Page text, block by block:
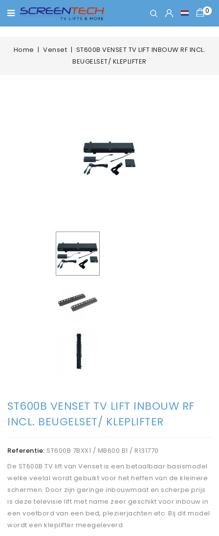
0
Home Venset
ST600B VENSET TV LIFT INBOUW RF INCL.
BEUGELSET/ KLEPLIFTER
ST600B VENSET TV LIFT INBOUW RF
INCL. BEUGELSET/ KLEPLIFTER
Referentie: ST600B 7BXX1 / MB600 B1 / R131770
De ST600B TV lift van Venset is een betaalbaar basismodel
welke veelal wordt gebuikt voor het heffen van de kleinere
schermen. Door zijn geringe inbouwmaat en scherpe prijs
is deze televisie lift met name zeer geschikt voor inbouw in
een voetbord van een bed, plezierjachten etc. Bij dit model
wordt een kleplifter meegeleverd.